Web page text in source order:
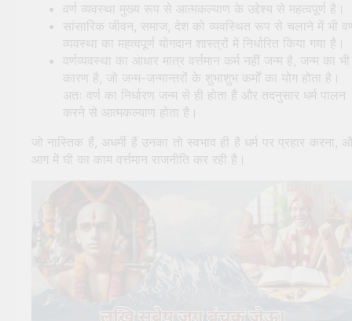
वर्ण व्यवस्था मुख्य रूप से आत्मकल्याण के उद्देश्य से महत्वपूर्ण है।
सांसारिक जीवन, समाज, देश को व्यवस्थित रूप से चलाने में भी
व्यवस्था का महत्वपूर्ण योगदान शास्त्रों में निर्धारित किया गया है।
वर्णव्यवस्था का आधार मात्र वर्त्तमान कर्म नहीं जन्म है, जन्म का भी
कारण है, जो जन्म-जन्मान्तरों के शुभाशुभ कर्मों का योग होता है।
अतः वर्ण का निर्धारण जन्म से ही होता है और तदनुसार धर्म पालन
करने से आत्मकल्याण होता है।
जो नास्तिक हैं, अधर्मी हैं उनका तो स्वभाव ही है धर्म पर प्रहार करना,
आग में घी का काम वर्त्तमान राजनीति कर रही है।